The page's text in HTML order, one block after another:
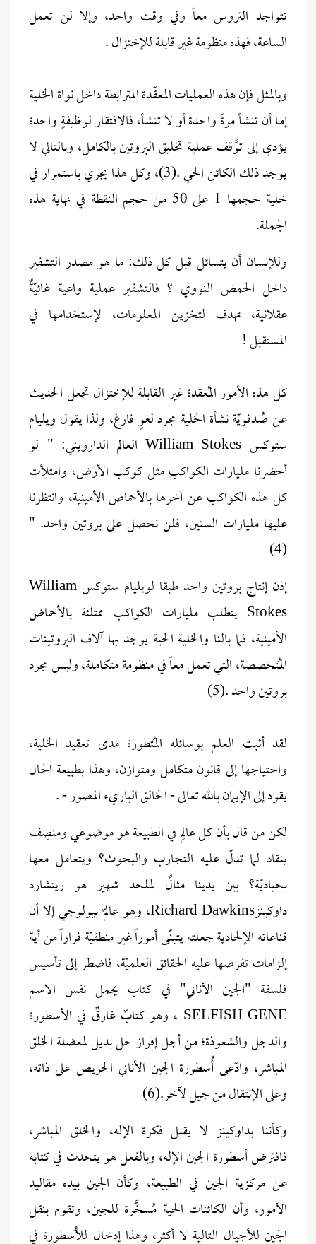
تتواجد التروس معاً وفي وقت واحد، وإلا لن تعمل
الساعة، فهذه منظومة غير قابلة للإختزال .
وبالمثل فإن هذه العمليات المعقّدة المترابطة داخل نواة الخلية
إمـا أن تنشـأ مرةً واحدة أو لا تنشـأ، فالافتقار لوظيفةٍ واحدة
يؤدي إلى توَّقف عملية تخليق البروتين بالكامل، وبالتالي لا
يوجد ذلك الكائن الحي .(3)، وكل هذا يجري باستمرار في
خلية حجمها 1 على 50 من حجم النقطة في نهاية هذه
الجملة.
وللإنسان أن يتسائل قبل كل ذلك: ما هو مصدر التشفير
داخل الحمض النووي ؟ فالتشفير عملية واعية غائيّةٌ
عقلانية، تهدف لتخزين المعلومات، لإستخدامها في
المستقبل !
كل هذه الأمور المُعقدة غير القابلة للإختزال تجعل الحديث
عن صُدفويّة نشأة الخلية مجرد لغوٍ فارغ، ولذا يقول ويليام
ستوكس William Stokes العالم الدارويني: " لو
أحضرنا مليارات الكواكب مثل كوكب الأرض، وامتلأت
كل هذه الكواكب عن آخرها بالأحماض الأمينية، وانتظرنا
عليها مليارات السنين، فلن نحصل على بروتين واحد. "
(4)
إذن إنتاج بروتين واحد طبقا لويليام ستوكس William
Stokes يتطلب مليارات الكواكب ممتلئة بالأحماض
الأمينية، فما بالنا والخلية الحية يوجد بها آلاف البروتينات
المُتخصصة، التي تعمل معاً في منظومة متكاملة، وليس مجرد
بروتين واحد .(5)
لقد أثبت العلم بوسائله المُتطورة مدى تعقيد الخلية،
واحتياجها إلى قانون متكامل ومتوازن، وهذا بطبيعة الحال
يقود إلى الإيمان بالله تعالى - الخالق الباريء المصور - .
لكن من قال بأن كل عالِم في الطبيعة هو موضوعي ومنصِف
ينقاد لما تدلّ عليه التجارب والبحوث؟ ويتعامل معها
بحياديّة؟ بين يدينا مثالٌ لملحد شهير هو ريتشارد
داوكينزRichard Dawkins، وهو عالمٌ بيولوجي إلا أن
قناعاته الإلحادية جعلته يتبنّى أموراً غير منطقيّة فراراً من أية
إلزامات تفرضها عليه الحقائق العلميّة، فاضطر إلى تأسيس
فلسفة "الجين الأناني" في كتاب يحمل نفس الاسم
SELFISH GENE ، وهو كتابٌ غارقٌ في الأسطورة
والدجل والشعوذة؛ من أجل إفراز حل بديل لمعضلة الخلق
المباشر، وادّعى أُسطورة الجين الأناني الحريص على ذاته،
وعلى الإنتقال من جيل لآخر.(6)
وكأننا بداوكينز لا يقبل فكرة الإله، والخلق المباشر،
فافترض أسطورة الجين الإله، وبالفعل هو يتحدث في كتابه
عن مركزية الجين في الطبيعة، وكأن الجين بيده مقاليد
الأمور، وأن الكائنات الحية مُسخَّرة للجين، وتقوم بنقل
الجين للأجيال التالية لا أكثر، وهذا إدخال للأُسطورة في